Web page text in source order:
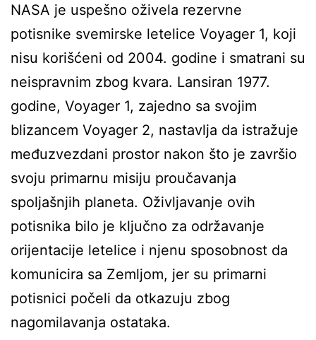
NASA je uspešno oživela rezervne
potisnike svemirske letelice Voyager 1, koji
nisu korišćeni od 2004. godine i smatrani su
neispravnim zbog kvara. Lansiran 1977.
godine, Voyager 1, zajedno sa svojim
blizancem Voyager 2, nastavlja da istražuje
međuzvezdani prostor nakon što je završio
svoju primarnu misiju proučavanja
spoljašnjih planeta. Oživljavanje ovih
potisnika bilo je ključno za održavanje
orijentacije letelice i njenu sposobnost da
komunicira sa Zemljom, jer su primarni
potisnici počeli da otkazuju zbog
nagomilavanja ostataka.